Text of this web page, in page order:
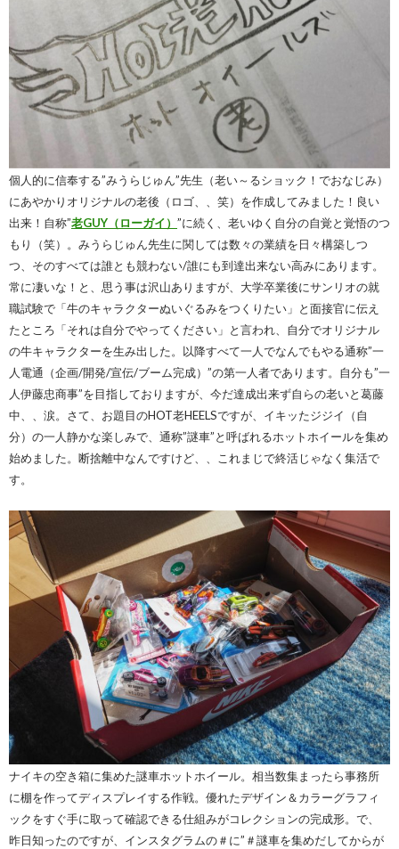
個人的に信奉する”みうらじゅん”先生（老い～るショック！でおなじみ）
にあやかりオリジナルの老後（ロゴ、、笑）を作成してみました！良い
出来！自称”老GUY（ローガイ） ”に続く、老いゆく自分の自覚と覚悟のつ
もり（笑）。みうらじゅん先生に関しては数々の業績を日々構築しつ
つ、そのすべては誰とも競わない/誰にも到達出来ない高みにあります。
常に凄いな！と、思う事は沢山ありますが、大学卒業後にサンリオの就
職試験で「牛のキャラクターぬいぐるみをつくりたい」と面接官に伝え
たところ「それは自分でやってください」と言われ、自分でオリジナル
の牛キャラクターを生み出した。以降すべて一人でなんでもやる通称”一
人電通（企画/開発/宣伝/ブーム完成）”の第一人者であります。自分も”一
人伊藤忠商事”を目指しておりますが、今だ達成出来ず自らの老いと葛藤
中、、涙。さて、お題目のHOT老HEELSですが、イキッたジジイ（自
分）の一人静かな楽しみで、通称”謎車”と呼ばれるホットホイールを集め
始めました。断捨離中なんですけど、、これまじで終活じゃなく集活で
す。
ナイキの空き箱に集めた謎車ホットホイール。相当数集まったら事務所
に棚を作ってディスプレイする作戦。優れたデザイン＆カラーグラフィ
ックをすぐ手に取って確認できる仕組みがコレクションの完成形。で、
昨日知ったのですが、インスタグラムの＃に”＃謎車を集めだしてからが